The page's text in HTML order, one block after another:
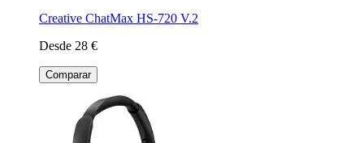
Creative ChatMax HS-720 V.2
Desde 28 €
Comparar